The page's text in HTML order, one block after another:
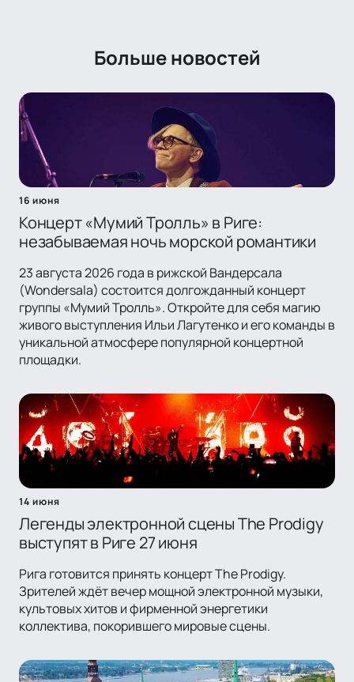
Больше новостей
16 июня
Концерт «Мумий Тролль» в Риге:
незабываемая ночь морской романтики
23 августа 2026 года в рижской Вандерсала
(Wondersala) состоится долгожданный концерт
группы «Мумий Тролль». Откройте для себя магию
живого выступления Ильи Лагутенко и его команды в
уникальной атмосфере популярной концертной
площадки.
14 июня
Легенды электронной сцены The Prodigy
выступят в Риге 27 июня
Рига готовится принять концерт The Prodigy.
Зрителей ждёт вечер мощной электронной музыки,
культовых хитов и фирменной энергетики
коллектива, покорившего мировые сцены.